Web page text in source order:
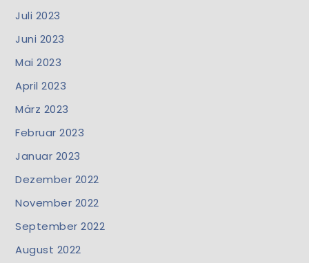
Juli 2023
Juni 2023
Mai 2023
April 2023
März 2023
Februar 2023
Januar 2023
Dezember 2022
November 2022
September 2022
August 2022